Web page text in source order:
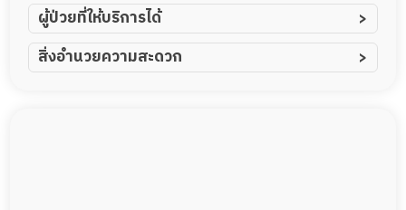
ผู้ป่วยที่ให้บริการได้
ผู้ป่วยอัมพาต อัมพฤกษ์
ผู้ป่วยอัลไซเมอร์
สิ่งอำนวยความสะดวก